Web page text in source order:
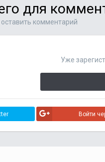
для
комментарий
Уже
Войти